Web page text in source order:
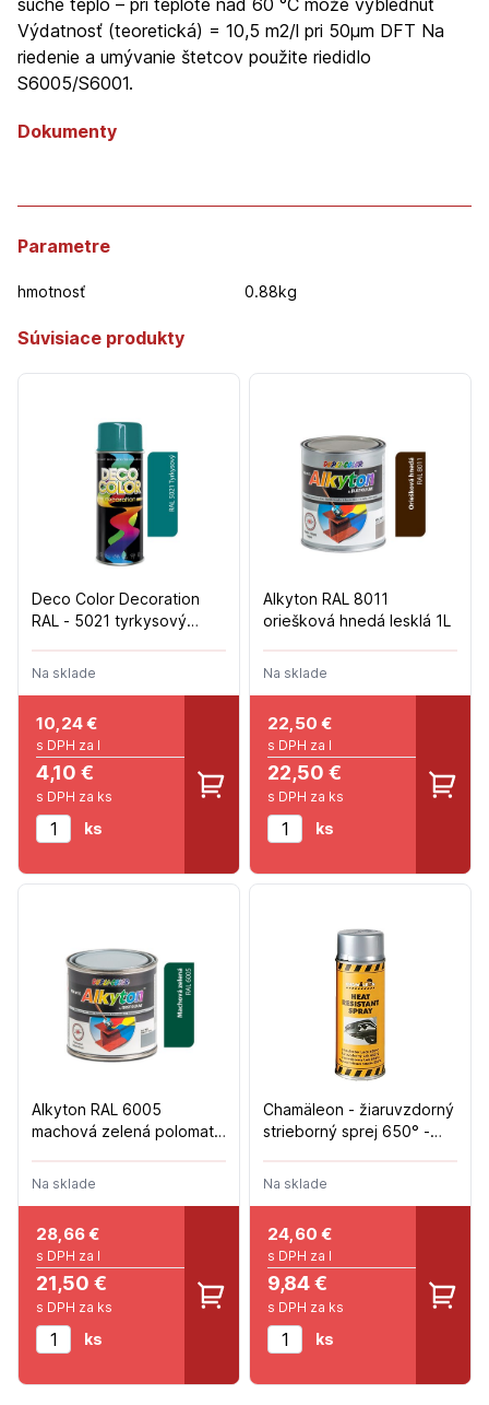
Výdatnosť (teoretická) = 10,5 m2/l pri 50µm DFT Na
riedenie a umývanie štetcov použite riedidlo
S6005/S6001.
Dokumenty
Parametre
hmotnosť 0.88kg
Súvisiace produkty
Deco Color Decoration
RAL - 5021 tyrkysový
Na sklade
10,24€
s DPH za l
4,10 €
s DPH za ks
ks
Alkyton RAL 8011
oriešková hnedá lesklá 1L
Na sklade
22,50 €
s DPH za l
22,50 €
s DPH za ks
ks
Alkyton RAL 6005
machová zelená polomat
Na sklade
28,66€
s DPH za l
21,50 €
s DPH za ks
ks
Chamäleon - žiaruvzdorný
strieborný sprej 650° -
Na sklade
24,60 €
s DPH za l
9,84 €
s DPH za ks
ks